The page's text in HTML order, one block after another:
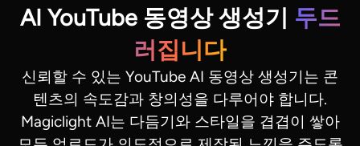
AI YouTube 동영상 생성기 두드
러집니다
신뢰할 수 있는 YouTube AI 동영상 생성기는 콘
텐츠의 속도감과 창의성을 다루어야 합니다.
Magiclight AI는 다듬기와 스타일을 겹겹이 쌓아